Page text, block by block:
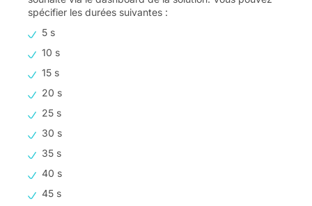
spécifier les durées suivantes :
5 s
10 s
15 s
20 s
25 s
30 s
35 s
40 s
45 s